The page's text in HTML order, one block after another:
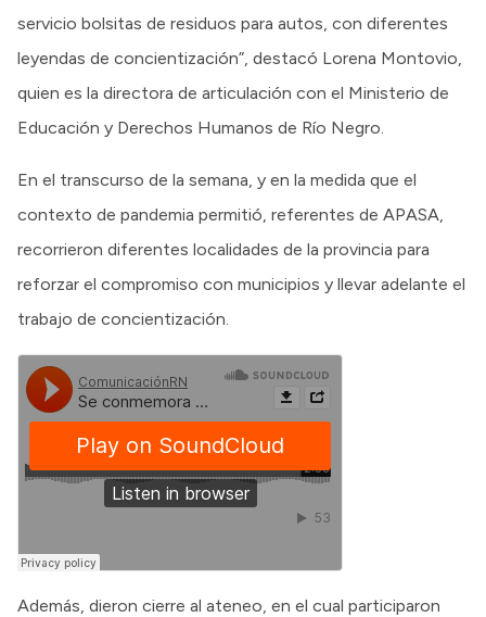
servicio bolsitas de residuos para autos, con diferentes
leyendas de concientización”, destacó Lorena Montovio,
quien es la directora de articulación con el Ministerio de
Educación y Derechos Humanos de Río Negro.
En el transcurso de la semana, y en la medida que el
contexto de pandemia permitió, referentes de APASA,
recorrieron diferentes localidades de la provincia para
reforzar el compromiso con municipios y llevar adelante el
trabajo de concientización.
Además, dieron cierre al ateneo, en el cual participaron